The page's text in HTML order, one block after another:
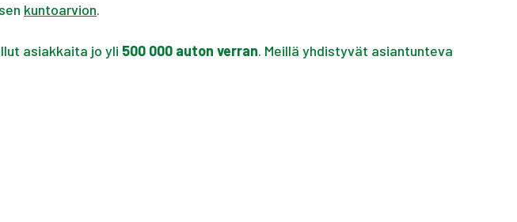
kuntoarvion.
asiakkaita jo yli 500 000 auton verran. Meillä yhdistyvät asiantunteva